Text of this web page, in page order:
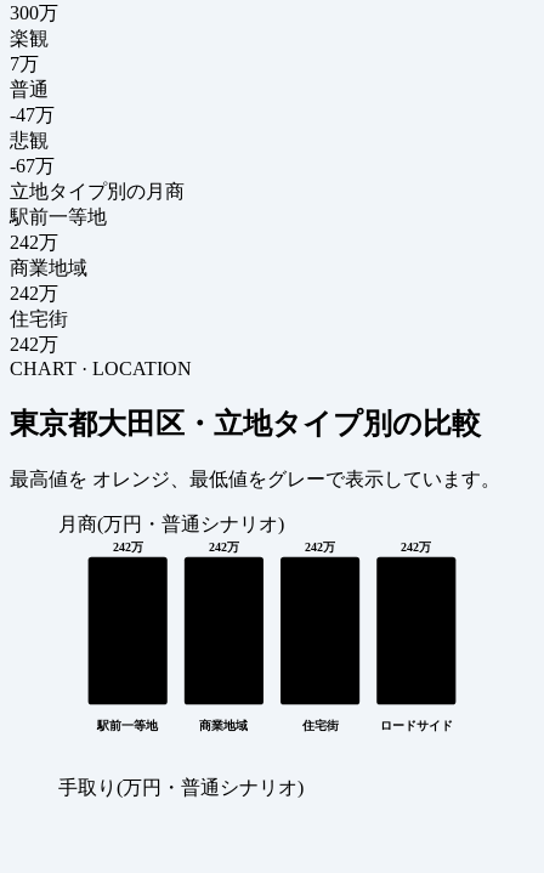
300万
楽観
7万
普通
-47万
悲観
-67万
立地タイプ別の月商
駅前一等地
242万
商業地域
242万
住宅街
242万
CHART · LOCATION
東京都大田区・立地タイプ別の比較
最高値を オレンジ 、最低値をグレーで表示しています。
月商(万円・普通シナリオ)
242万
駅前一等地
242万
商業地域
242万
住宅街
242万
ロードサイド
手取り(万円・普通シナリオ)